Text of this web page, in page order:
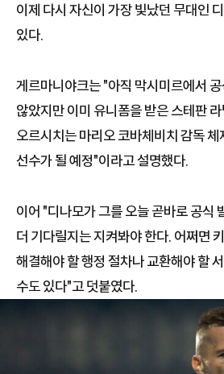
이제 다시 자신이 가장 빛났던 무대인
있다.
게르마니야크는 "아직 막시미르에서
않았지만 이미 유니폼을 받은 스테판
오르시치는 마리오 코바체비치 감독 체
선수가 될 예정"이라고 설명했다.
이어 "디나모가 그를 오늘 곧바로 공식
더 기다릴지는 지켜봐야 한다. 어쩌면
해결해야 할 행정 절차나 교환해야 할
수도 있다"고 덧붙였다.